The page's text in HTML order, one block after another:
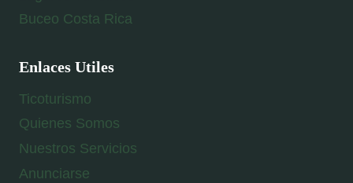
Buceo Costa Rica
Enlaces Utiles
Ticoturismo
Quienes Somos
Nuestros Servicios
Anunciarse